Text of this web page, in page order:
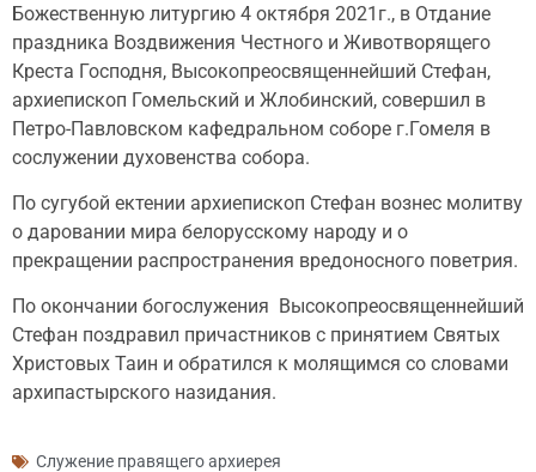
Божественную литургию 4 октября 2021г., в Отдание
праздника Воздвижения Честного и Животворящего
Креста Господня, Высокопреосвященнейший Стефан,
архиепископ Гомельский и Жлобинский, совершил в
Петро-Павловском кафедральном соборе г.Гомеля в
сослужении духовенства собора.
По сугубой ектении архиепископ Стефан вознес молитву
о даровании мира белорусскому народу и о
прекращении распространения вредоносного поветрия.
По окончании богослужения Высокопреосвященнейший
Стефан поздравил причастников с принятием Святых
Христовых Таин и обратился к молящимся со словами
архипастырского назидания.
Служение правящего архиерея